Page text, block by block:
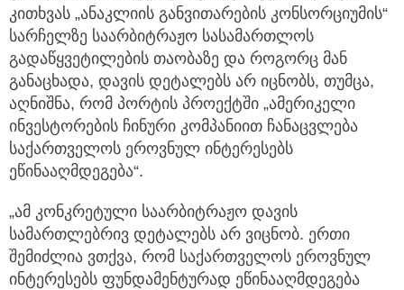
კითხვას „ანაკლიის განვითარების კონსორციუმის“
სარჩელზე საარბიტრაჟო სასამართლოს
გადაწყვეტილების თაობაზე და როგორც მან
განაცხადა, დავის დეტალებს არ იცნობს, თუმცა,
აღნიშნა, რომ პორტის პროექტში „ამერიკელი
ინვესტორების ჩინური კომპანიით ჩანაცვლება
საქართველოს ეროვნულ ინტერესებს
ეწინააღმდეგება“.
„ამ კონკრეტული საარბიტრაჟო დავის
სამართლებრივ დეტალებს არ ვიცნობ. ერთი
შემიძლია ვთქვა, რომ საქართველოს ეროვნულ
ინტერესებს ფუნდამენტურად ეწინააღმდეგება